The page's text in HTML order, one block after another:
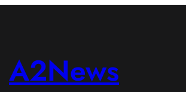
A2News